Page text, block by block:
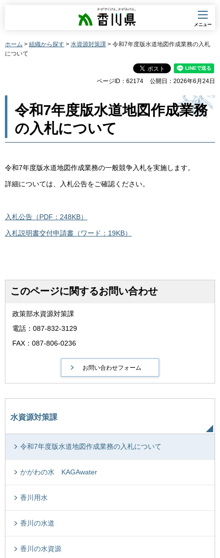
香川県
メニュー
ホーム > 組織から探す > 水資源対策課 > 令和7年度版水道地図作成業務の入札
について
ページID：62174 公開日：2026年6月24日
令和7年度版水道地図作成業務
の入札について
令和7年度版水道地図作成業務の一般競争入札を実施します。
詳細については、入札公告をご確認ください。
入札公告（PDF：248KB）
入札説明書交付申請書（ワード：19KB）
このページに関するお問い合わせ
政策部水資源対策課
電話：087-832-3129
FAX：087-806-0236
水資源対策課
令和7年度版水道地図作成業務の入札について
かがわの水 KAGAwater
香川用水
香川の水道
香川の水資源